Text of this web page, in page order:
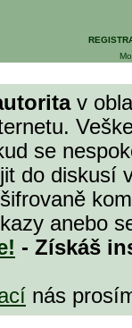
v
se
do diskusí
anebo
- Získáš
nás